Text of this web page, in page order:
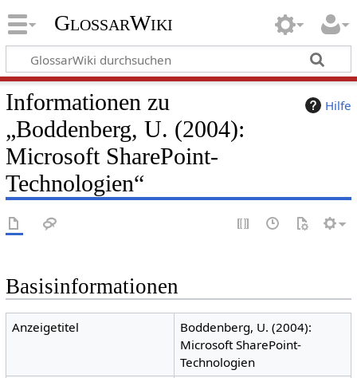
GlossarWiki
Hilfe
Informationen zu
„Boddenberg, U. (2004):
Microsoft SharePoint-
Technologien“
Basisinformationen
Anzeigetitel
Boddenberg, U. (2004):
Microsoft SharePoint-
Technologien